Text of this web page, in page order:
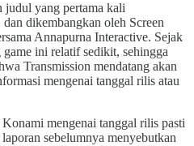
yang pertama kali
dikembangkan oleh Screen
Annapurna Interactive. Sejak
ini relatif sedikit, sehingga
Transmission mendatang akan
mengenai tanggal rilis atau
mengenai tanggal rilis pasti
sebelumnya menyebutkan